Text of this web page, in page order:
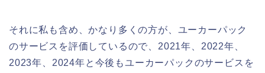
それに私も含め、かなり多くの方が、ユーカーパック
のサービスを評価しているので、2021年、2022年、
2023年、2024年と今後もユーカーパックのサービスを